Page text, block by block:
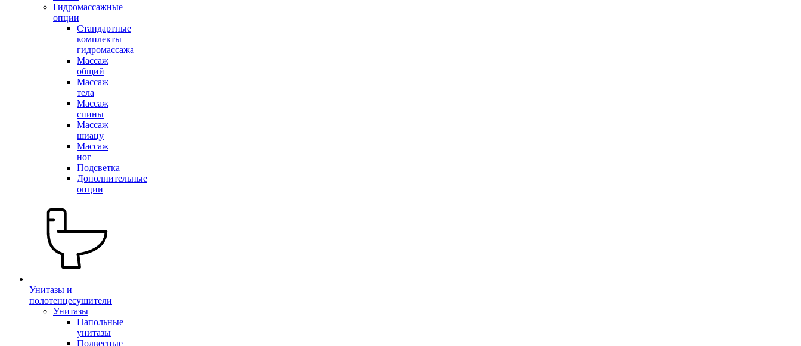
Гидромассажные
опции
Стандартные
комплекты
гидромассажа
Массаж
общий
Массаж
тела
Массаж
спины
Массаж
шиацу
Массаж
ног
Подсветка
Дополнительные
опции
Унитазы и
полотенцесушители
Унитазы
Напольные
унитазы
Подвесные